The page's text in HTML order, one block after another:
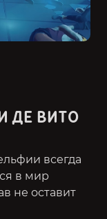
ДЕ ВИТО
всегда
в мир
не оставит